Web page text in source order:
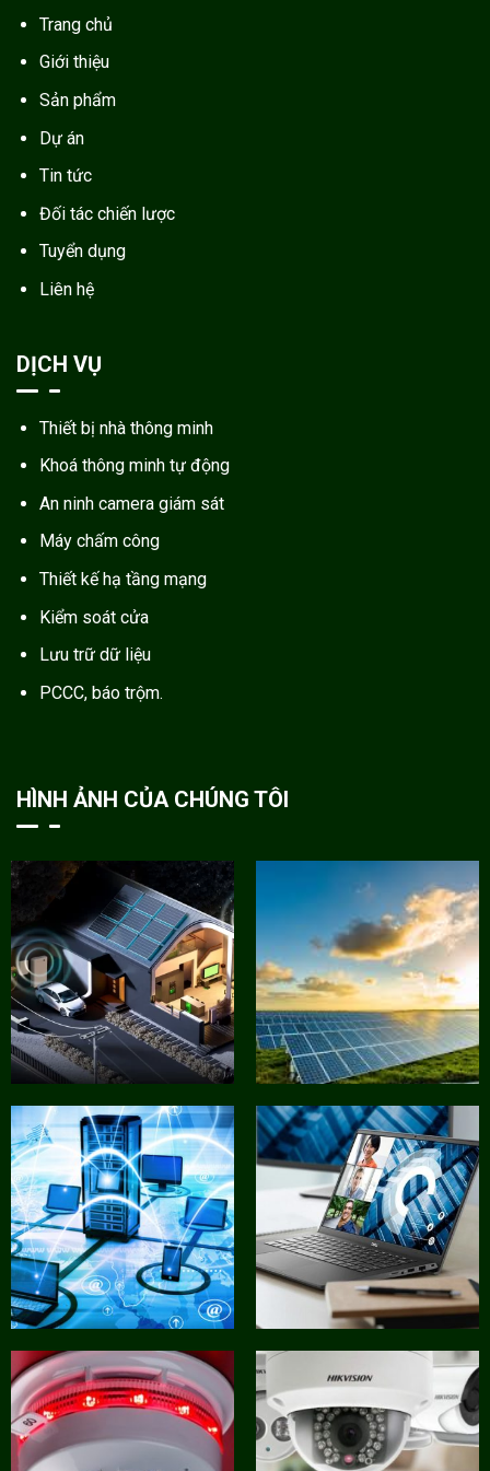
Trang chủ
Giới thiệu
Sản phẩm
Dự án
Tin tức
Đối tác chiến lược
Tuyển dụng
Liên hệ
DỊCH VỤ
Thiết bị nhà thông minh
Khoá thông minh tự động
An ninh camera giám sát
Máy chấm công
Thiết kế hạ tầng mạng
Kiểm soát cửa
Lưu trữ dữ liệu
PCCC, báo trộm.
HÌNH ẢNH CỦA CHÚNG TÔI